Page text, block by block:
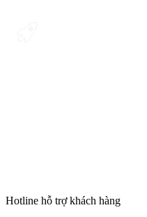
Hotline hỗ trợ khách hàng